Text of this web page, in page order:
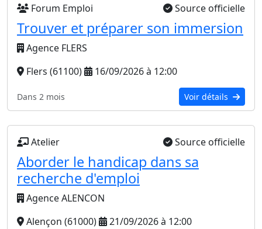
Forum Emploi Source officielle
Trouver et préparer son immersion
Agence FLERS
Flers (61100)
16/09/2026 à 12:00
Dans 2 mois Voir détails
Atelier Source officielle
Aborder le handicap dans sa
recherche d'emploi
Agence ALENCON
Alençon (61000)
21/09/2026 à 12:00